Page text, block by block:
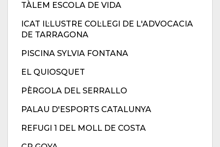
TÀLEM ESCOLA DE VIDA
ICAT IL·LUSTRE COL·LEGI DE L'ADVOCACIA
DE TARRAGONA
PISCINA SYLVIA FONTANA
EL QUIOSQUET
PÈRGOLA DEL SERRALLO
PALAU D'ESPORTS CATALUNYA
REFUGI 1 DEL MOLL DE COSTA